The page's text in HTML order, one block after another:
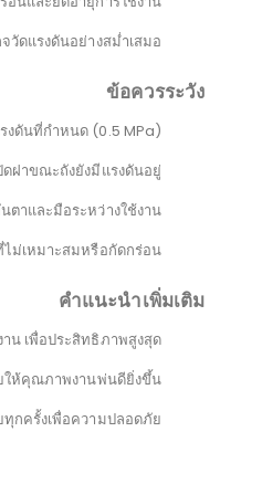
วัดแรงดันอย่างสม่ำเสมอ
ข้อควรระวัง
งดันที่กำหนด (0.5 MPa)
ดฝาขณะถังยังมีแรงดันอยู่
าและมือระหว่างใช้งาน
ไม่เหมาะสมหรือกัดกร่อน
คำแนะนำเพิ่มเติม
น เพื่อประสิทธิภาพสูงสุด
ให้คุณภาพงานพ่นดียิ่งขึ้น
กครั้งเพื่อความปลอดภัย